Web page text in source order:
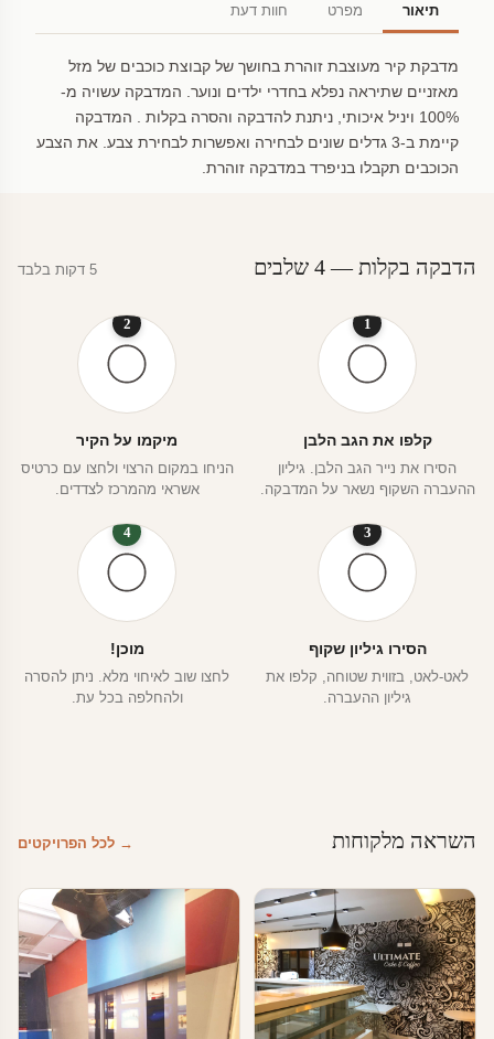
תיאור מפרט חוות דעת
מדבקת קיר מעוצבת זוהרת בחושך של קבוצת כוכבים של מזל
מאזניים שתיראה נפלא בחדרי ילדים ונוער. המדבקה עשויה מ-
100% ויניל איכותי, ניתנת להדבקה והסרה בקלות . המדבקה
קיימת ב-3 גדלים שונים לבחירה ואפשרות לבחירת צבע. את הצבע
הכוכבים תקבלו בניפרד במדבקה זוהרת.
הדבקה בקלות — 4 שלבים 5 דקות בלבד
1
קלפו את הגב הלבן
הסירו את נייר הגב הלבן. גיליון
ההעברה השקוף נשאר על המדבקה.
2
מיקמו על הקיר
הניחו במקום הרצוי ולחצו עם כרטיס
אשראי מהמרכז לצדדים.
3
הסירו גיליון שקוף
לאט-לאט, בזווית שטוחה, קלפו את
גיליון ההעברה.
4
מוכן!
לחצו שוב לאיחוי מלא. ניתן להסרה
ולהחלפה בכל עת.
השראה מלקוחות → לכל הפרויקטים